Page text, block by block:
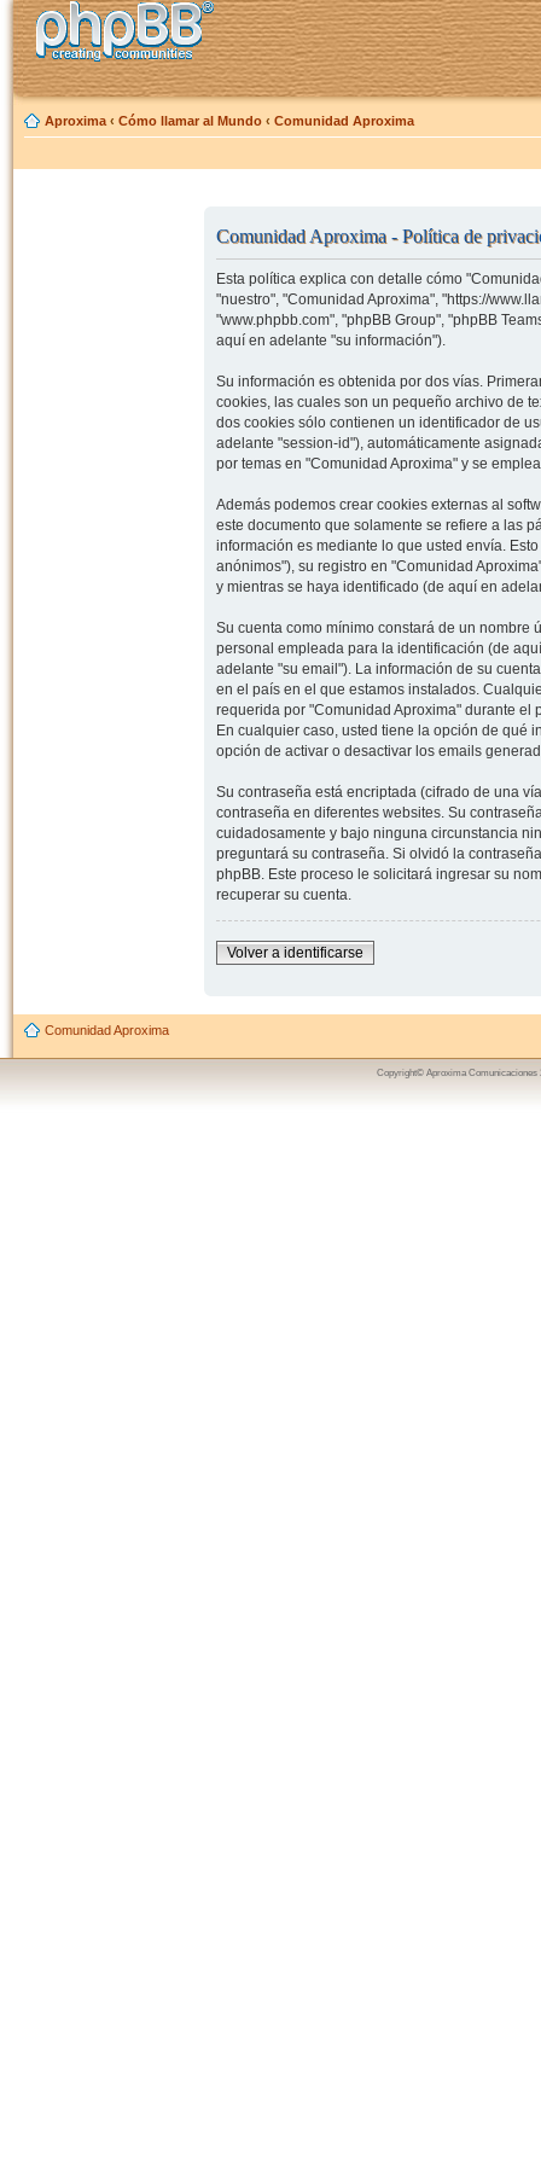
Aproxima ‹ Cómo llamar al Mundo ‹ Comunidad Aproxima
Comunidad Aproxima - Política de
Esta política explica con detalle cómo
"nuestro", "Comunidad Aproxima", "https://
"www.phpbb.com", "phpBB Group", "phpBB
aquí en adelante "su información").
Su información es obtenida por dos vías.
cookies, las cuales son un pequeño archivo de
dos cookies sólo contienen un identificador de
adelante "session-id"), automáticamente
por temas en "Comunidad Aproxima" y se
Además podemos crear cookies externas al
este documento que solamente se refiere a las
información es mediante lo que usted envía.
anónimos"), su registro en "Comunidad
y mientras se haya identificado (de aquí en
Su cuenta como mínimo constará de un
personal empleada para la identificación (de
adelante "su email"). La información de su
en el país en el que estamos instalados.
requerida por "Comunidad Aproxima" durante el
En cualquier caso, usted tiene la opción de qué
opción de activar o desactivar los emails
Su contraseña está encriptada (cifrado de una
contraseña en diferentes websites. Su
cuidadosamente y bajo ninguna circunstancia
preguntará su contraseña. Si olvidó la
phpBB. Este proceso le solicitará ingresar su
recuperar su cuenta.
Volver a identificarse
Comunidad Aproxima
Copyright© Aproxima Comunicaciones